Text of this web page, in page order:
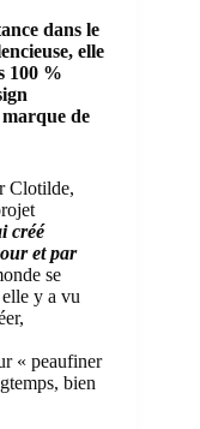
dans le
elle
100 %
marque de
Clotilde,
créé
et par
se
y a vu
« peaufiner
bien